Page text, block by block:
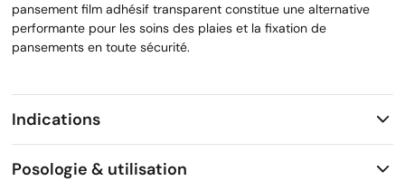
pansement film adhésif transparent constitue une alternative
performante pour les soins des plaies et la fixation de
pansements en toute sécurité.
Indications
Posologie & utilisation